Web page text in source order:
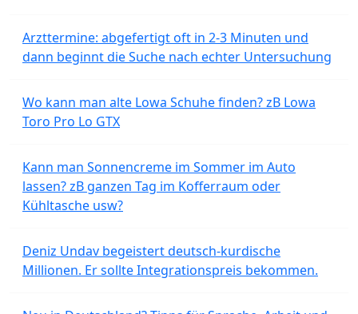
Arzttermine: abgefertigt oft in 2-3 Minuten und
dann beginnt die Suche nach echter Untersuchung
Wo kann man alte Lowa Schuhe finden? zB Lowa
Toro Pro Lo GTX
Kann man Sonnencreme im Sommer im Auto
lassen? zB ganzen Tag im Kofferraum oder
Kühltasche usw?
Deniz Undav begeistert deutsch-kurdische
Millionen. Er sollte Integrationspreis bekommen.